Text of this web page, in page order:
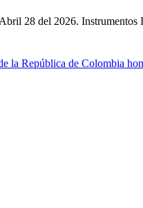
28 del 2026. Instrumentos
la República de Colombia